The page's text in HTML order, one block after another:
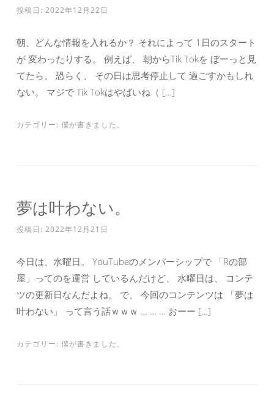
投稿日: 2022年12月22日
朝、どんな情報を入れるか？ それによって 1日のスタート
が 変わったりする。 例えば、 朝からTik Tokを ぼーっと見
てたら、 恐らく、 その日は思考停止して 過ごすかもしれ
ない。 マジで Tik Tokはやばいね（ […]
カテゴリー: 僕が書きました。
夢は叶わない。
投稿日: 2022年12月21日
今日は、水曜日。 YouTubeのメンバーシップで 「Rの部
屋」ってのを運営 しているんだけど、 水曜日は、 コンテ
ツの更新日なんだよね。 で、 今回のコンテンツは 「夢は
叶わない」 って言う話ｗｗｗ … … … おーー […]
カテゴリー: 僕が書きました。